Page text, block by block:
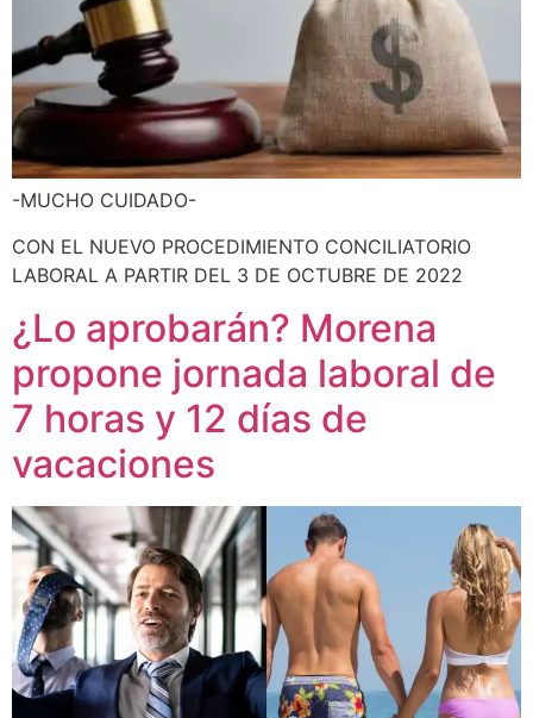
-MUCHO CUIDADO-
CON EL NUEVO PROCEDIMIENTO CONCILIATORIO
LABORAL A PARTIR DEL 3 DE OCTUBRE DE 2022
¿Lo aprobarán? Morena
propone jornada laboral de
7 horas y 12 días de
vacaciones